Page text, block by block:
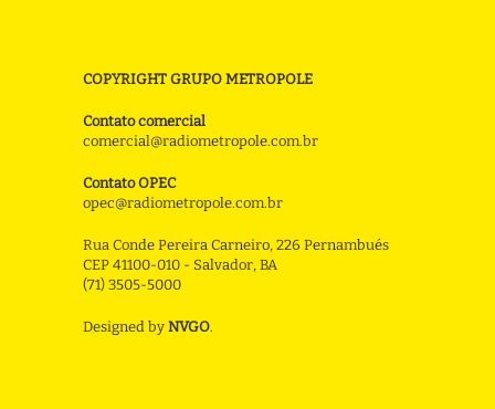
COPYRIGHT GRUPO METROPOLE
Contato comercial
comercial@radiometropole.com.br
Contato OPEC
opec@radiometropole.com.br
Rua Conde Pereira Carneiro, 226 Pernambués
CEP 41100-010 - Salvador, BA
(71) 3505-5000
Designed by NVGO.